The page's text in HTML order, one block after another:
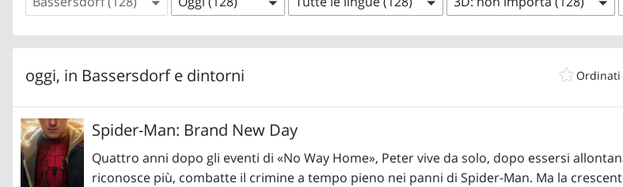
Ordinati
oggi, in Bassersdorfe dintorni
Spider-Man: Brand New Day
Quattro anni dopo gli eventi di «No Way Home», Peter vive da solo, dopo essersi
riconosce più, combatte il crimine a tempo pieno nei panni di Spider-Man. Ma la